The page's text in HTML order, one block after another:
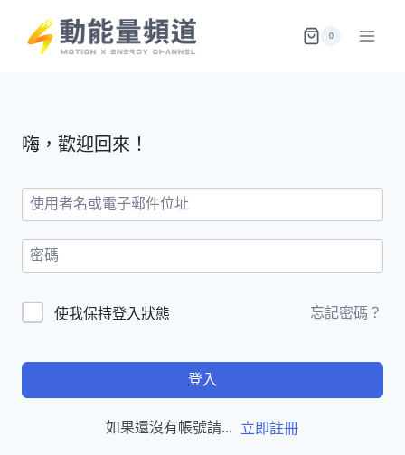
content
0
嗨，歡迎回來！
使我保持登入狀態 忘記密碼？
登入
如果還沒有帳號請... 立即註冊